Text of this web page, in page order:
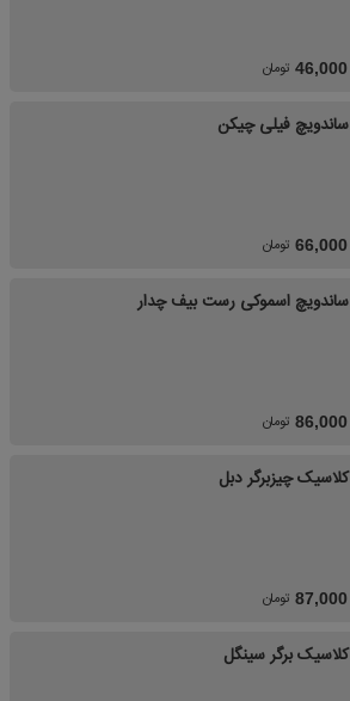
46,000 تومان
ساندویچ فیلی چیکن
66,000 تومان
ساندویچ اسموکی رست بیف چدار
86,000 تومان
کلاسیک چیزبرگر دبل
87,000 تومان
کلاسیک برگر سینگل